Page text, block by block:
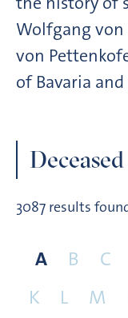
Wolfgang von
von
of Bavaria
3087 results
A B C
K
L M